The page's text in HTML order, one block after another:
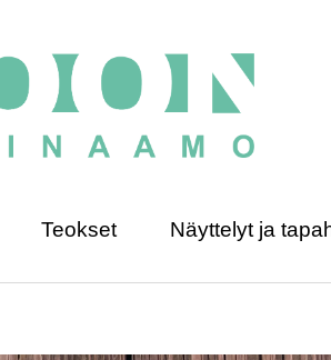
Teokset Näyttelyt ja